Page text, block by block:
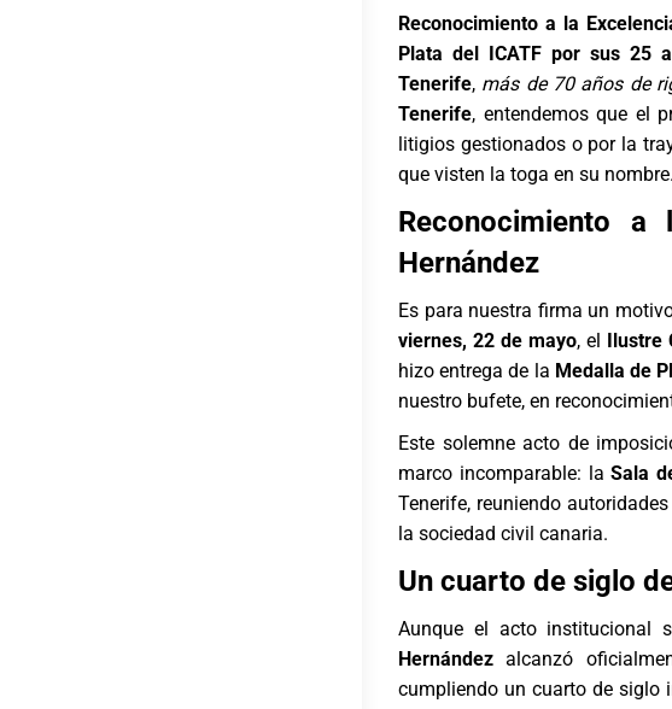
Reconocimiento a la
Plata del ICATF por sus 25
Tenerife, más de 70 años de
Tenerife, entendemos que el
litigios gestionados o por la
que visten la toga en su nombre.
Reconocimiento a
Hernández
Es para nuestra firma un
viernes, 22 de mayo, el Ilustre
hizo entrega de la Medalla de
nuestro bufete, en
Este solemne acto de
marco incomparable: laSala
Tenerife, reuniendo
la sociedad civil canaria.
Un cuarto de siglo
Aunque el acto institucional
Hernández alcanzó
cumpliendo un cuarto de siglo